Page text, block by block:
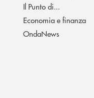
Il Punto di...
Economia e finanza
OndaNews